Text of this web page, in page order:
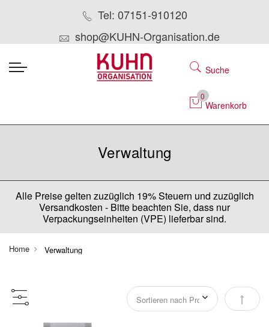
Tel: 07151-910120
shop@KUHN-Organisation.de
Suche
0
Warenkorb
Verwaltung
Alle Preise gelten zuzüglich 19% Steuern und zuzüglich
Versandkosten - Bitte beachten Sie, dass nur
Verpackungseinheiten (VPE) lieferbar sind.
Home Verwaltung